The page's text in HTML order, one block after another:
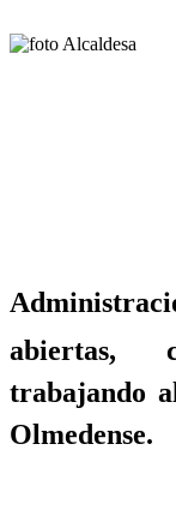
abiertas,
trabajando
Olmedense.